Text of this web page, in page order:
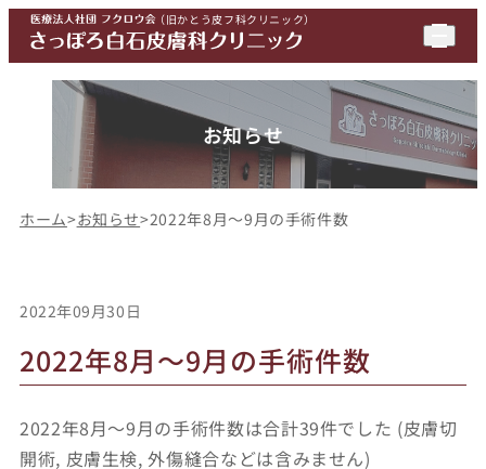
（旧かとう皮フ科クリニック）
お知らせ
ホーム>お知らせ>2022年8月～9月の手術件数
2022年09月30日
2022年8月～9月の手術件数
2022年8月～9月の手術件数は合計39件でした (皮膚切
開術, 皮膚生検, 外傷縫合などは含みません)